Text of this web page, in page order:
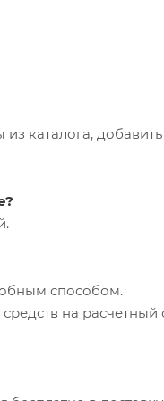
каталога,
способом.
на расчетный